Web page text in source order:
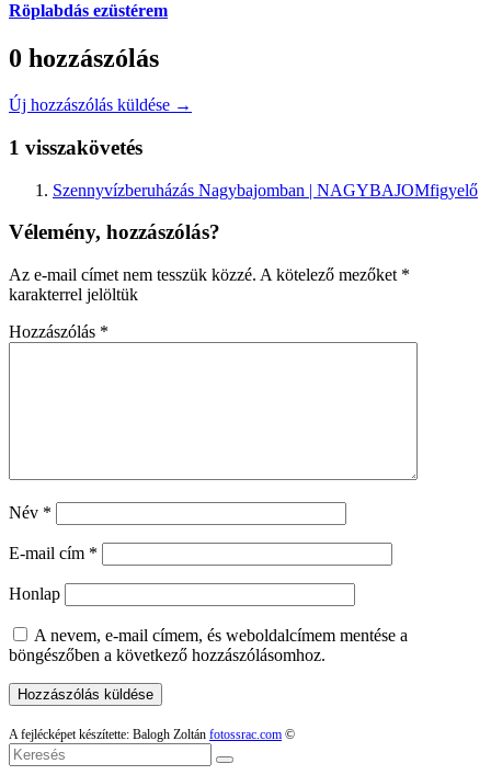
Röplabdás ezüstérem
0 hozzászólás
Új hozzászólás küldése →
1 visszakövetés
Szennyvízberuházás Nagybajomban | NAGYBAJOMfigyelő
Vélemény, hozzászólás?
Az e-mail címet nem tesszük közzé. A kötelező mezőket *
karakterrel jelöltük
Hozzászólás *
Név *
E-mail cím *
Honlap
A nevem, e-mail címem, és weboldalcímem mentése a
böngészőben a következő hozzászólásomhoz.
A fejlécképet készítette: Balogh Zoltán fotossrac.com ©
Keresés